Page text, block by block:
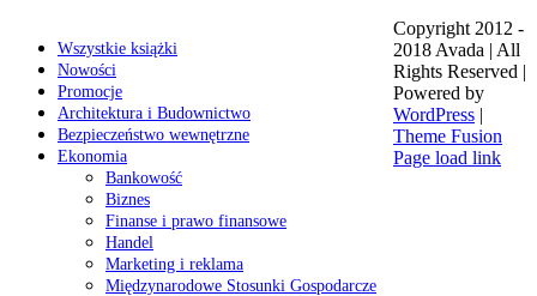
Wszystkie książki
Nowości
Promocje
Architektura i Budownictwo
Bezpieczeństwo wewnętrzne
Ekonomia
Bankowość
Biznes
Finanse i prawo finansowe
Handel
Marketing i reklama
Międzynarodowe Stosunki Gospodarcze
Copyright 2012 -
2018 Avada | All
Rights Reserved |
Powered by
WordPress |
Theme Fusion
Page load link